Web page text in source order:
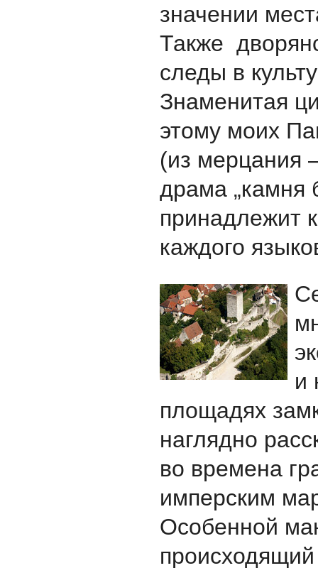
значении
Также
следы в
Знаменитая
этому моих
(из мерцания
драма „камня
принадлежит
каждого
и
площадях
наглядно
во времена
имперским
Особенной